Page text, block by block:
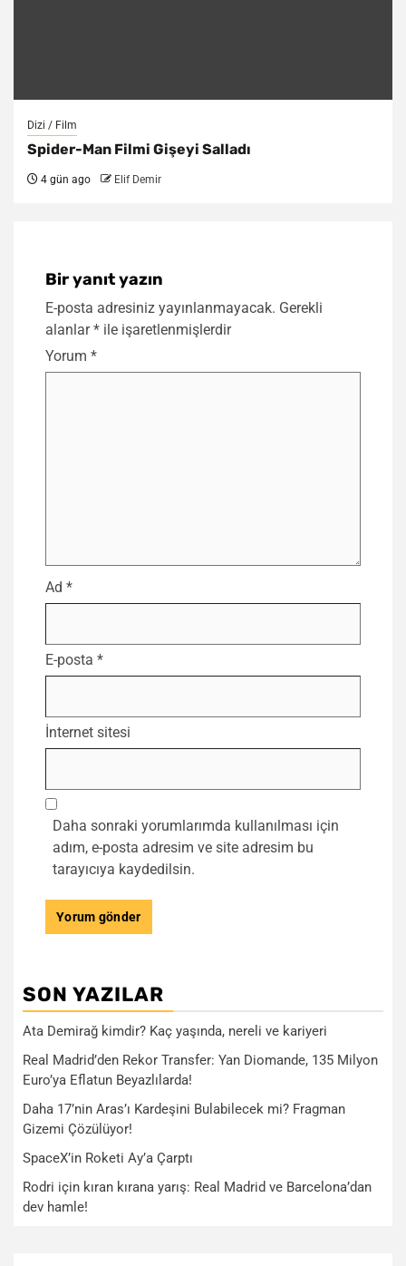
Dizi / Film
Spider-Man Filmi Gişeyi Salladı
4 gün ago Elif Demir
Bir yanıt yazın
E-posta adresiniz yayınlanmayacak. Gerekli
alanlar* ile işaretlenmişlerdir
Yorum *
Ad *
E-posta *
İnternet sitesi
Daha sonraki yorumlarımda kullanılması için
adım, e-posta adresim ve site adresim bu
tarayıcıya kaydedilsin.
SON YAZILAR
Ata Demirağ kimdir? Kaç yaşında, nereli ve kariyeri
Real Madrid’den Rekor Transfer: Yan Diomande, 135 Milyon
Euro’ya Eflatun Beyazlılarda!
Daha 17’nin Aras’ı Kardeşini Bulabilecek mi? Fragman
Gizemi Çözülüyor!
SpaceX’in Roketi Ay’a Çarptı
Rodri için kıran kırana yarış: Real Madrid ve Barcelona’dan
dev hamle!